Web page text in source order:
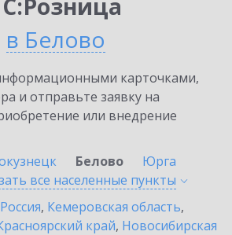
в Белово
карточками,
и отправьте заявку на
или внедрение
Белово
Юрга
все населенные пункты
Россия, Кемеровская область,
край, Новосибирская